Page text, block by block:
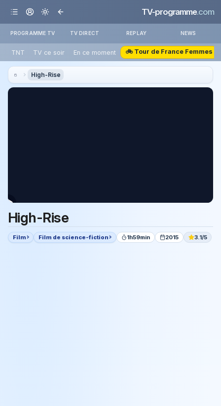
TV-programme.com
PROGRAMME TV TV DIRECT REPLAY NEWS
TNT TV ce soir En ce moment 🚲 Tour de France Femmes
High-Rise
High-Rise
Film Film de science-fiction 1h59min 2015 3.1/5